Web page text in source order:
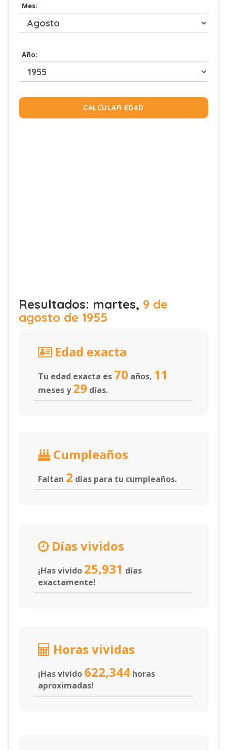
Mes:
Año:
CALCULAR EDAD
Resultados: martes, 9 de
agosto de 1955
Edad exacta
Tu edad exacta es 70 años, 11
meses y29 días.
Cumpleaños
Faltan 2 días para tu cumpleaños.
Días vividos
¡Has vivido 25,931 días
exactamente!
Horas vividas
¡Has vivido 622,344 horas
aproximadas!